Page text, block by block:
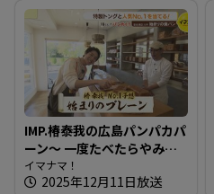
IMP.椿泰我の広島パンパカパ
ーン～ 一度たべたらやみつ
きになる！子どもも大好き
な食パン
イマナマ！
2025年12月11日放送